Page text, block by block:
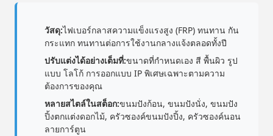
วัสดุ:ไฟเบอร์กลาสความแข็งแรงสูง (FRP) ทนทาน กัน
กระแทก ทนทานต่อการใช้งานกลางแจ้งตลอดทั้งปี
ปรับแต่งได้อย่างเต็มที่:ขนาดที่กำหนดเอง สี พื้นผิว รูป
แบบ โลโก้ การออกแบบ IP พิเศษเฉพาะตามความ
ต้องการของคุณ
หลายสไตล์ในสต็อก:ขนมปังก้อน, ขนมปังนั่ง, ขนมปัง
ปิ้งตกแต่งดอกไม้, ครัวซองค์ขนมปังปิ้ง, ครัวซองค์นอน
ลายการ์ตูน